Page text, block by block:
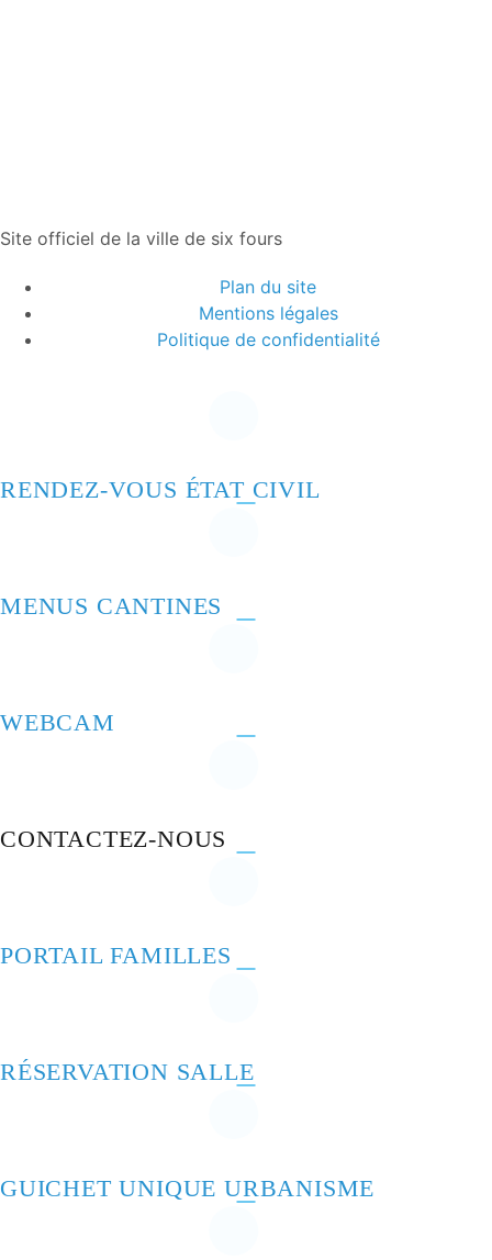
Site officiel de la ville de six fours
Plan du site
Mentions légales
Politique de confidentialité
RENDEZ-VOUS ÉTAT CIVIL
MENUS CANTINES
WEBCAM
CONTACTEZ-NOUS
PORTAIL FAMILLES
RÉSERVATION SALLE
GUICHET UNIQUE URBANISME